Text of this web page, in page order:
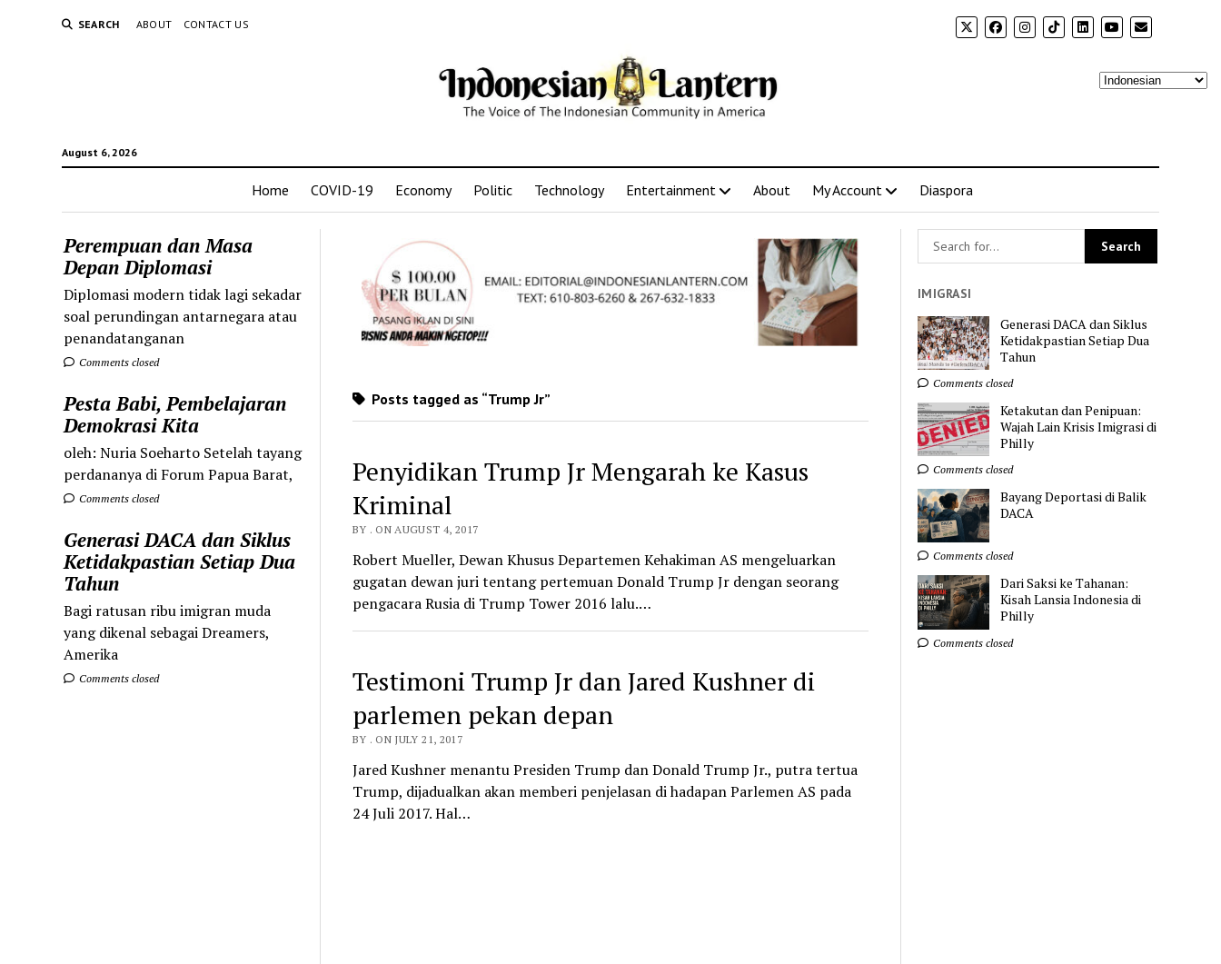
SEARCH ABOUT CONTACT US
August 6, 2026
Home COVID-19 Economy Politic Technology Entertainment About My Account Diaspora
Perempuan dan Masa
Depan Diplomasi
Diplomasi modern tidak lagi sekadar
soal perundingan antarnegara atau
penandatanganan
Comments closed
Pesta Babi, Pembelajaran
Demokrasi Kita
oleh: Nuria Soeharto Setelah tayang
perdananya di Forum Papua Barat,
Comments closed
Generasi DACA dan Siklus
Ketidakpastian Setiap Dua
Tahun
Bagi ratusan ribu imigran muda
yang dikenal sebagai Dreamers,
Amerika
Comments closed
Posts tagged as “Trump Jr”
Penyidikan Trump Jr Mengarah ke Kasus
Kriminal
BY . ON AUGUST 4, 2017
Robert Mueller, Dewan Khusus Departemen Kehakiman AS mengeluarkan
gugatan dewan juri tentang pertemuan Donald Trump Jr dengan seorang
pengacara Rusia di Trump Tower 2016 lalu.…
Testimoni Trump Jr dan Jared Kushner di
parlemen pekan depan
BY . ON JULY 21, 2017
Jared Kushner menantu Presiden Trump dan Donald Trump Jr., putra tertua
Trump, dijadualkan akan memberi penjelasan di hadapan Parlemen AS pada
24 Juli 2017. Hal…
IMIGRASI
Generasi DACA dan Siklus
Ketidakpastian Setiap Dua
Tahun
Comments closed
Ketakutan dan Penipuan:
Wajah Lain Krisis Imigrasi di
Philly
Comments closed
Bayang Deportasi di Balik
DACA
Comments closed
Dari Saksi ke Tahanan:
Kisah Lansia Indonesia di
Philly
Comments closed